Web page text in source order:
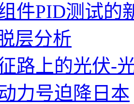
件PID测试的
层分析
路上的光伏-
力号迫降日本